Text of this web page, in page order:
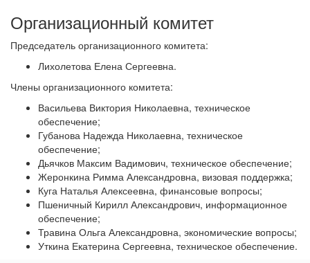
Организационный комитет
Председатель организационного комитета:
Лихолетова Елена Сергеевна.
Члены организационного комитета:
Васильева Виктория Николаевна, техническое
обеспечение;
Губанова Надежда Николаевна, техническое
обеспечение;
Дьячков Максим Вадимович, техническое обеспечение;
Жеронкина Римма Александровна, визовая поддержка;
Куга Наталья Алексеевна, финансовые вопросы;
Пшеничный Кирилл Александрович, информационное
обеспечение;
Травина Ольга Александровна, экономические вопросы;
Уткина Екатерина Сергеевна, техническое обеспечение.